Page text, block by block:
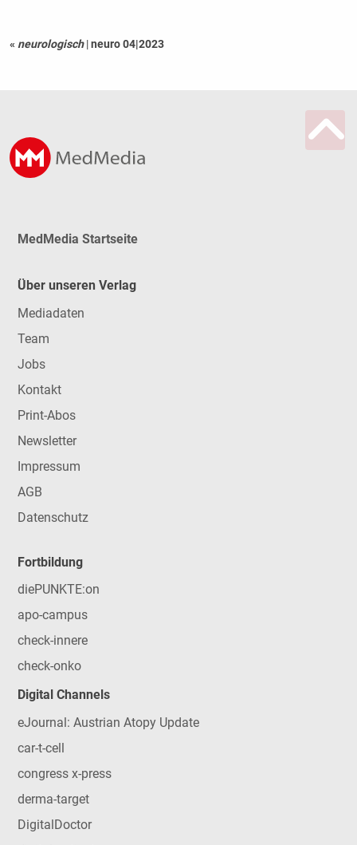
« neurologisch |neuro 04|2023
MedMedia Startseite
Über unseren Verlag
Mediadaten
Team
Jobs
Kontakt
Print-Abos
Newsletter
Impressum
AGB
Datenschutz
Fortbildung
diePUNKTE:on
apo-campus
check-innere
check-onko
Digital Channels
eJournal: Austrian Atopy Update
car-t-cell
congress x-press
derma-target
DigitalDoctor